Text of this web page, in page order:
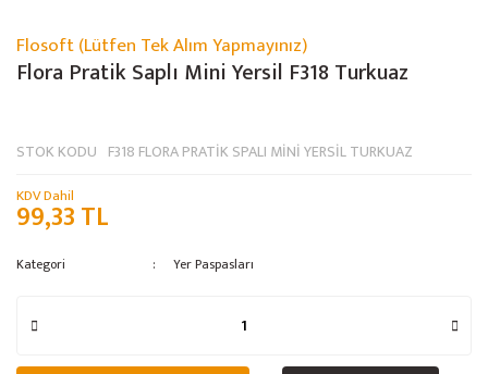
Flosoft (Lütfen Tek Alım Yapmayınız)
Flora Pratik Saplı Mini Yersil F318 Turkuaz
STOK KODU F318 FLORA PRATİK SPALI MİNİ YERSİL TURKUAZ
KDV Dahil
99,33 TL
Kategori Yer Paspasları